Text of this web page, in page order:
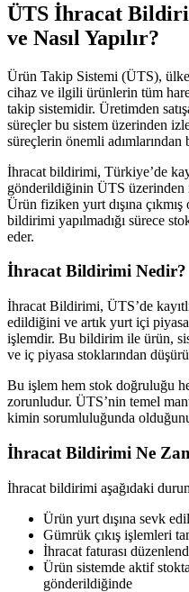
ÜTS İhracat
ve Nasıl Yapılır?
Ürün Takip Sistemi (ÜTS),
cihaz ve ilgili ürünlerin tüm
takip sistemidir. Üretimden
süreçler bu sistem üzerinden
süreçlerin önemli adımlarından
İhracat bildirimi, Türkiye’de
gönderildiğinin ÜTS üzerinden
Ürün fiziken yurt dışına
bildirimi yapılmadığı sürece
eder.
İhracat Bildirimi Nedir?
İhracat Bildirimi, ÜTS’de
edildiğini ve artık yurt içi
işlemdir. Bu bildirim ile ürün,
ve iç piyasa stoklarından
Bu işlem hem stok doğruluğu
zorunludur. ÜTS’nin temel
kimin sorumluluğunda
İhracat Bildirimi Ne
İhracat bildirimi aşağıdaki
Ürün yurt dışına sevk
Gümrük çıkış işlemleri
İhracat faturası
Ürün sistemde aktif
gönderildiğinde